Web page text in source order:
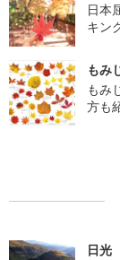
日本
キン
もみ
もみ
方も
日光